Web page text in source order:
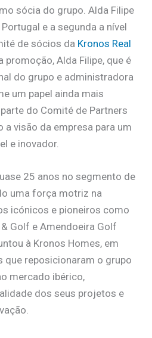
sócia do grupo. Alda Filipe
e a segunda a nível
de sócios da Kronos Real
promoção, Alda Filipe, que é
do grupo e administradora
um papel ainda mais
do Comité de Partners
a visão da empresa para um
e inovador.
25 anos no segmento de
uma força motriz na
icónicos e pioneiros como
Golf e Amendoeira Golf
à Kronos Homes, em
que reposicionaram o grupo
mercado ibérico,
dos seus projetos e